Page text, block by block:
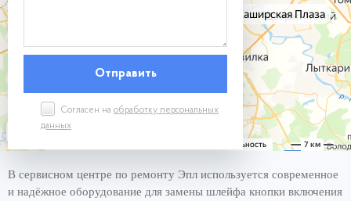
Согласен на обработку персональных
данных
В сервисном центре по ремонту Эпл используется современное
и надёжное оборудование для замены шлейфа кнопки включения